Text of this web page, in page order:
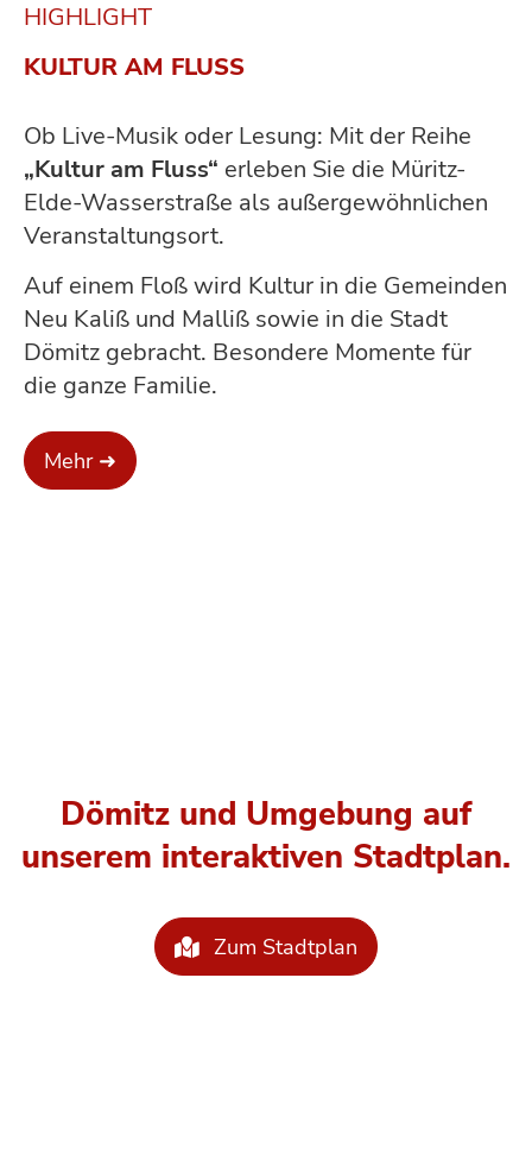
HIGHLIGHT
KULTUR AM FLUSS
Ob Live-Musik oder Lesung: Mit der Reihe
„Kultur am Fluss“ erleben Sie die Müritz-
Elde-Wasserstraße als außergewöhnlichen
Veranstaltungsort.
Auf einem Floß wird Kultur in die Gemeinden
Neu Kaliß und Malliß sowie in die Stadt
Dömitz gebracht. Besondere Momente für
die ganze Familie.
Mehr ➜
Dömitz und Umgebung auf
unserem interaktiven Stadtplan.
Zum Stadtplan